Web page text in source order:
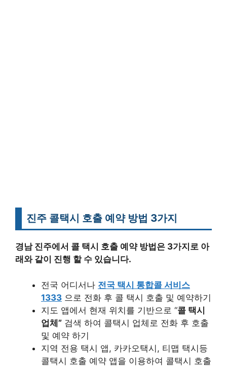
진주 콜택시 호출 예약 방법 3가지
경남 진주에서 콜 택시 호출 예약 방법은 3가지로 아
래와 같이 진행 할 수 있습니다.
전국 어디서나 전국 택시 통합콜 서비스
1333 으로 전화 후 콜 택시 호출 및 예약하기
지도 앱에서 현재 위치를 기반으로 “콜 택시
업체” 검색 하여 콜택시 업체로 전화 후 호출
및 예약 하기
지역 전용 택시 앱, 카카오택시, 티맵 택시등
콜택시 호출 예약 앱을 이용하여 콜택시 호출